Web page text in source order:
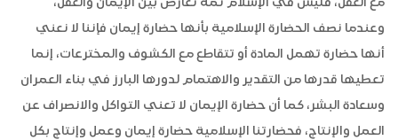
وعندما نصف الحضارة الإسلامية بأنها حضارة إيمان فإننا لا نعني
أنها حضارة تهمل المادة أو تتقاطع مع الكشوف والمخترعات، إنما
تعطيها قدرها من التقدير والاهتمام لدورها البارز في بناء العمران
وسعادة البشر، كما أن حضارة الإيمان لا تعني التواكل والانصراف عن
العمل والإنتاج، فحضارتنا الإسلامية حضارة إيمان وعمل وإنتاج بكل